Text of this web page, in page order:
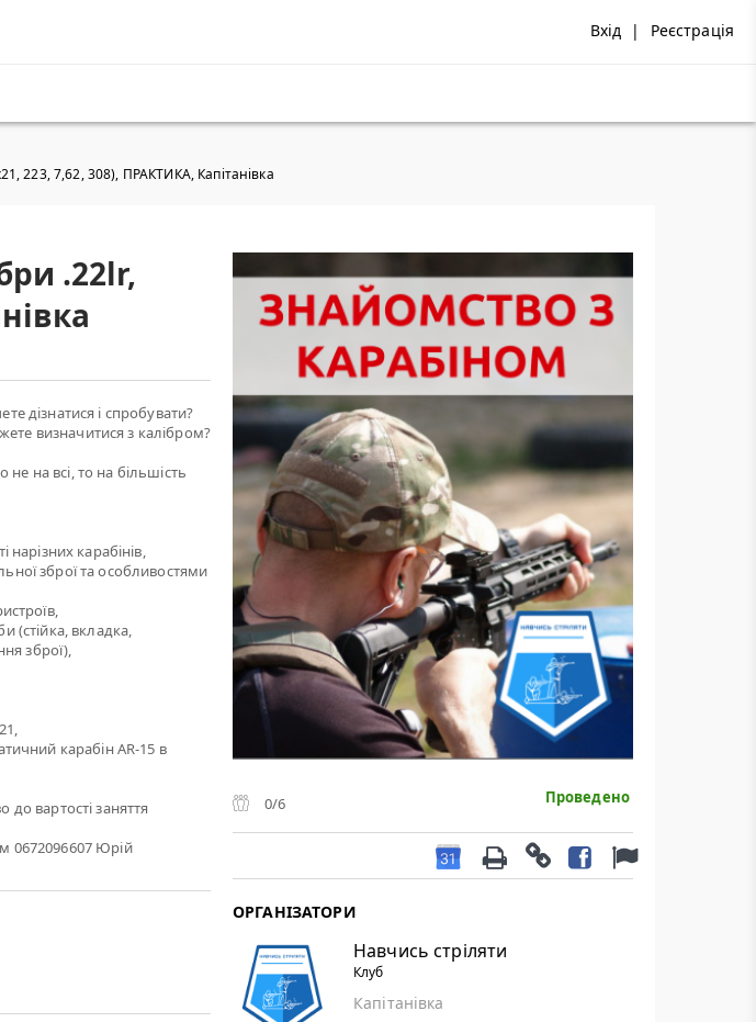
Вхід | Реєстрація
223, 7,62, 308), ПРАКТИКА, Капітанівка
.22lr,
дізнатися і спробувати?
визначитися з калібром?
на всі, то на більшість
нарізних карабінів,
зброї та особливостями
(стійка, вкладка,
зброї),
карабін AR-15 в
до вартості заняття
0672096607 Юрій
0/6 Проведено
ОРГАНІЗАТОРИ
Навчись стріляти
Клуб
Капітанівка